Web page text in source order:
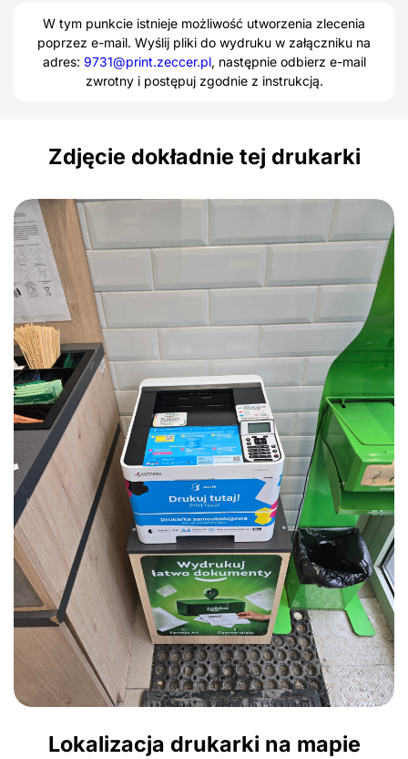
W tym punkcie istnieje możliwość utworzenia zlecenia
poprzez e-mail. Wyślij pliki do wydruku w załączniku na
adres: 9731@print.zeccer.pl, następnie odbierz e-mail
zwrotny i postępuj zgodnie z instrukcją.
Zdjęcie dokładnie tej drukarki
Lokalizacja drukarki na mapie